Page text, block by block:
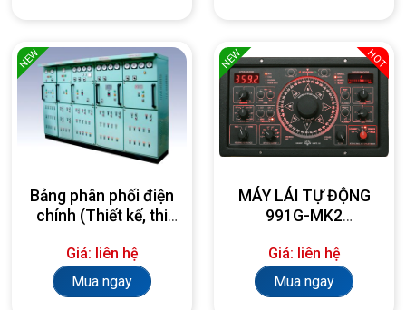
NEW
Bảng phân phối điện
chính (Thiết kế, thi
yêu cầu)
Giá: liên hệ
Mua ngay
NEW HOT
MÁY LÁI TỰ ĐỘNG
991G-MK2
Giá: liên hệ
Mua ngay